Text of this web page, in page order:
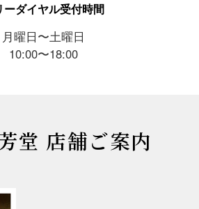
ーダイヤル受付時間
月曜日〜土曜日
10:00〜18:00
堂 店舗ご案内